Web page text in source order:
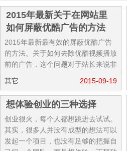
2015年最新关于在网站里
如何屏蔽优酷广告的方法
2015年最新最有效的屏蔽优酷广告
的方法。关于如何去除优酷视频播放
前的广告，这个问题对于站长来说非
视频，可是视频播放前的广告给网...
其它 2015-09-19
想体验创业的三种选择
创业很火，每个人都想跳进去试试。
其实，很多人并没有成型的想法可以
发起一个项目，也没有足够的把握自